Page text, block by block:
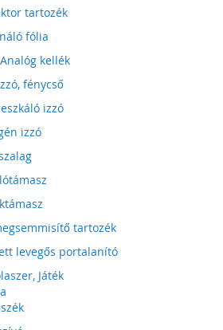
tartozék
fólia
Analóg kellék
fénycső
izzó
izzó
tartozék
levegős portalanító
Játék